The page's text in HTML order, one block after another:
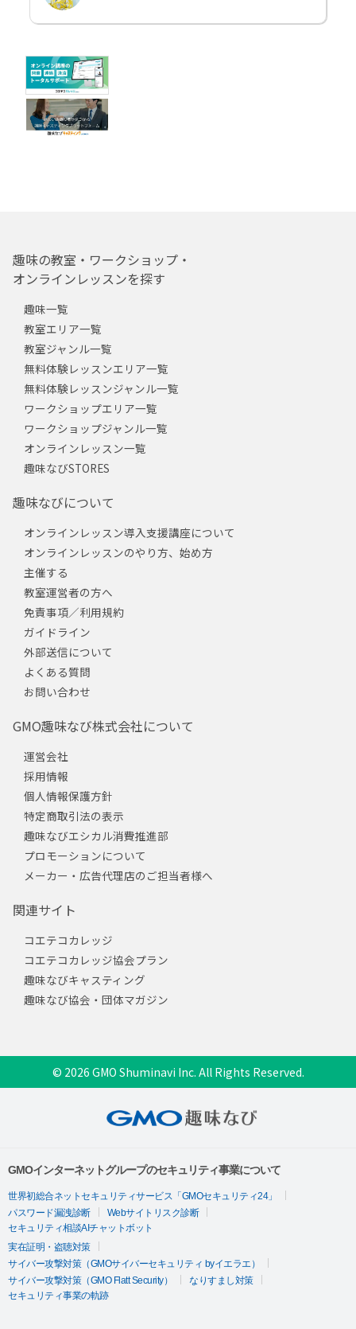
趣味の教室・ワークショップ・
オンラインレッスンを探す
趣味一覧
教室エリア一覧
教室ジャンル一覧
無料体験レッスンエリア一覧
無料体験レッスンジャンル一覧
ワークショップエリア一覧
ワークショップジャンル一覧
オンラインレッスン一覧
趣味なびSTORES
趣味なびについて
オンラインレッスン導入支援講座について
オンラインレッスンのやり方、始め方
主催する
教室運営者の方へ
免責事項／利用規約
ガイドライン
外部送信について
よくある質問
お問い合わせ
GMO趣味なび株式会社について
運営会社
採用情報
個人情報保護方針
特定商取引法の表示
趣味なびエシカル消費推進部
プロモーションについて
メーカー・広告代理店のご担当者様へ
関連サイト
コエテコカレッジ
コエテコカレッジ協会プラン
趣味なびキャスティング
趣味なび協会・団体マガジン
© 2026 GMO Shuminavi Inc. All Rights Reserved.